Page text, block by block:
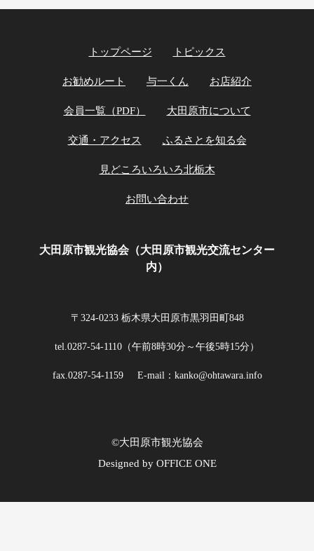
トップページ トピックス
お勧めルート 与一くん お店紹介
会員一覧（PDF） 大田原市について
交通・アクセス ふるさとを知る会
見どころいろいろ北栃木
お問い合わせ
大田原市観光協会（大田原市観光交流センター
内）
〒324-0233 栃木県大田原市黒羽田町848
tel.0287-54-1110（午前8時30分～午後5時15分）
fax.0287-54-1159 E-mail：kanko@ohtawara.info
©大田原市観光協会
Designed by OFFICE ONE